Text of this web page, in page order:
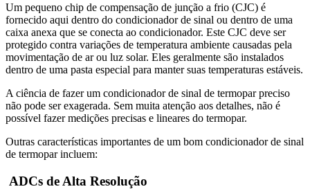
Um pequeno chip de compensação de junção a frio (CJC) é
fornecido aqui dentro do condicionador de sinal ou dentro de uma
caixa anexa que se conecta ao condicionador. Este CJC deve ser
protegido contra variações de temperatura ambiente causadas pela
movimentação de ar ou luz solar. Eles geralmente são instalados
dentro de uma pasta especial para manter suas temperaturas estáveis.
A ciência de fazer um condicionador de sinal de termopar preciso
não pode ser exagerada. Sem muita atenção aos detalhes, não é
possível fazer medições precisas e lineares do termopar.
Outras características importantes de um bom condicionador de sinal
de termopar incluem:
ADCs de Alta Resolução